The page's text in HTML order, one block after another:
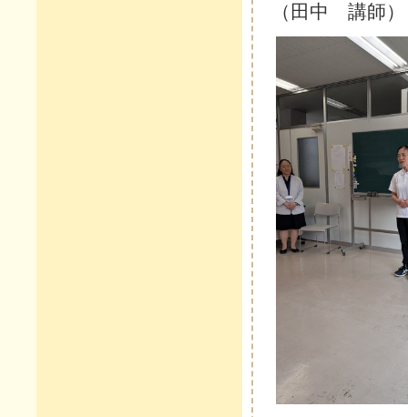
（田中 講師）